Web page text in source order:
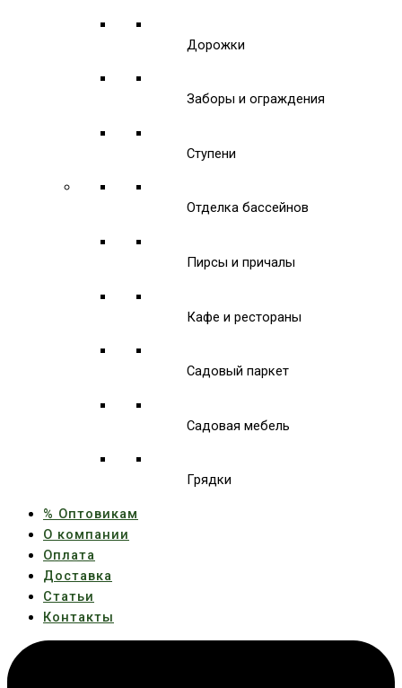
Дорожки
Заборы и ограждения
Ступени
Отделка бассейнов
Пирсы и причалы
Кафе и рестораны
Садовый паркет
Садовая мебель
Грядки
% Оптовикам
О компании
Оплата
Доставка
Статьи
Контакты